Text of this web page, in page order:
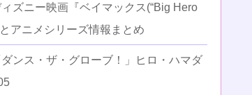
ズニー映画『ベイマックス(“Big Hero
アニメシリーズ情報まとめ
ダンス・ザ・グローブ！」ヒロ・ハマダ